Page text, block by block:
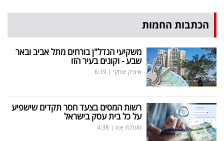
הכתבות החמות
משקיעי הנדל"ן בורחים מתל אביב ובאר
שבע - וקונים בעיר הזו
איציק יצחקי |
6:19
רשות המסים בצעד חסר תקדים שישפיע
על כל בית עסק בישראל
מערכת ice |
4:38